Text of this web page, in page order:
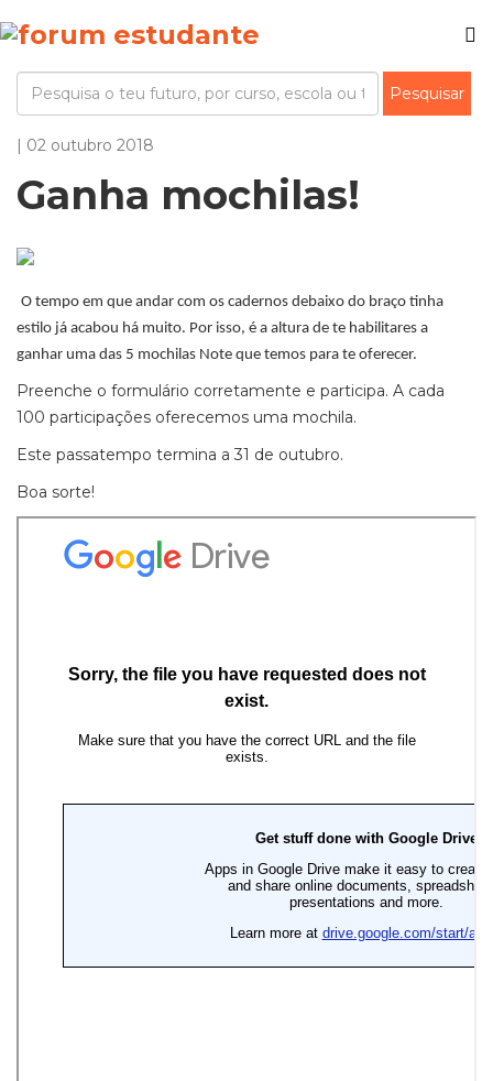
| 02 outubro 2018
Ganha mochilas!
O tempo em que andar com os cadernos debaixo do braço tinha
estilo já acabou há muito. Por isso, é a altura de te habilitares a
ganhar uma das 5 mochilas Note que temos para te oferecer.
Preenche o formulário corretamente e participa. A cada
100 participações oferecemos uma mochila.
Este passatempo termina a 31 de outubro.
Boa sorte!